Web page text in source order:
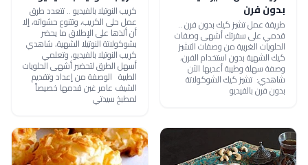
بدون فرن
طريقة عمل تشيز كيك بدون فرن ..
قدمي على سفرتك أشهى وصفات
الحلويات الغربية من وصفات التشيز
كيك الشهية بدون استخدام الفرن،
وصفة سهلة وطيبة أعديها الآن
شاهدي: تشيز كيك الشوكولاتة
بدون فرن بالفيديو
كريب النوتيلا بالفيديو .. تتعدد طرق
عمل حلى الكريب، وتتنوع حشواته، إلا
أن ألذها على الإطلاق ما يحضر
بشوكولاتة النوتيلا الشهية، شاهدي
كريب النوتيلا بالفيديو، وتعلمي
أسهل الطرق لتحضير أشهى الحلويات
الطيبة الوصفة من إعداد وتقديم
الشيف عامر غبن قدمها خصيصاً
لمطبخ سيدتي